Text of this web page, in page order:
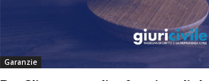
Garanzie